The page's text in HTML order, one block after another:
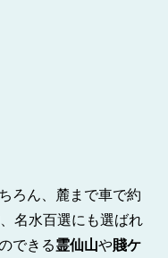
ろん、麓まで車で約
、名水百選にも選ばれ
できる霊仙山や賤ケ